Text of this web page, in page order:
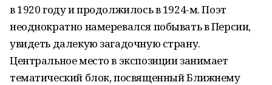
в 1920 году и продолжилось в 1924-м. Поэт
неоднократно намеревался побывать в Персии,
увидеть далекую загадочную страну.
Центральное место в экспозиции занимает
тематический блок, посвященный Ближнему